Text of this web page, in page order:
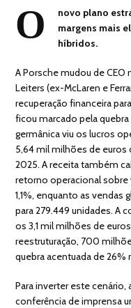
O
novo plano
margens mais
híbridos.
A Porsche mudou de
Leiters (ex-McLaren e
recuperação financeira
ficou marcado pela
germânica viu os lucros
5,64 mil milhões de euros
2025. A receita também
retorno operacional sobre
1,1%, enquanto as vendas
para 279.449 unidades. A
os 3,1 mil milhões de
reestruturação, 700
quebra acentuada de 26%
Para inverter este
conferência de imprensa